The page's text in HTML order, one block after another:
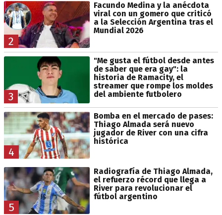
2
Facundo Medina y la anécdota
viral con un gomero que criticó
a la Selección Argentina tras el
Mundial 2026
3
"Me gusta el fútbol desde antes
de saber que era gay": la
historia de Ramacity, el
streamer que rompe los moldes
del ambiente futbolero
4
Bomba en el mercado de pases:
Thiago Almada será nuevo
jugador de River con una cifra
histórica
5
Radiografía de Thiago Almada,
el refuerzo récord que llega a
River para revolucionar el
fútbol argentino